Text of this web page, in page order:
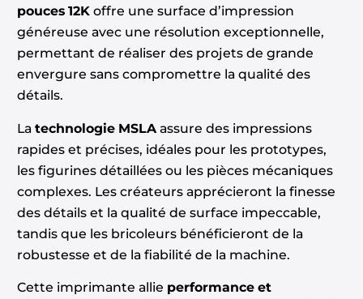
pouces 12Koffre une surface d’impression
généreuse avec une résolution exceptionnelle,
permettant de réaliser des projets de grande
envergure sans compromettre la qualité des
détails.
La technologie MSLAassure des impressions
rapides et précises, idéales pour les prototypes,
les figurines détaillées ou les pièces mécaniques
complexes. Les créateurs apprécieront la finesse
des détails et la qualité de surface impeccable,
tandis que les bricoleurs bénéficieront de la
robustesse et de la fiabilité de la machine.
Cette imprimante allie performance et